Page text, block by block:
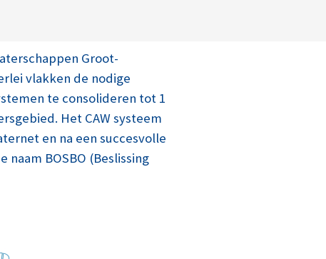
Groot-
vlakken de nodige
te consolideren tot 1
Het CAW systeem
en na een succesvolle
BOSBO (Beslissing